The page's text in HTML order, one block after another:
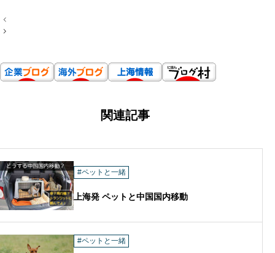
投
稿
ー
シ
関連記事
#ペットと一緒
上海発 ペットと中国国内移動
#ペットと一緒